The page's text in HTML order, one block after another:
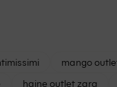
mango
haine outlet zara